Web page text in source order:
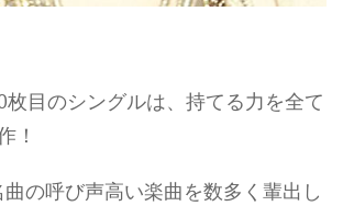
目のシングルは、持てる力を全て
！
の呼び声高い楽曲を数多く輩出し